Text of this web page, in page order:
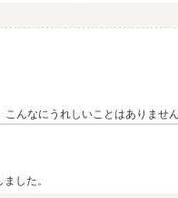
なにうれしいことはありませ
らのお付き合いの中でずっとこ
した。